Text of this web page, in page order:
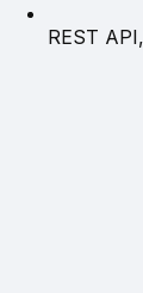
REST